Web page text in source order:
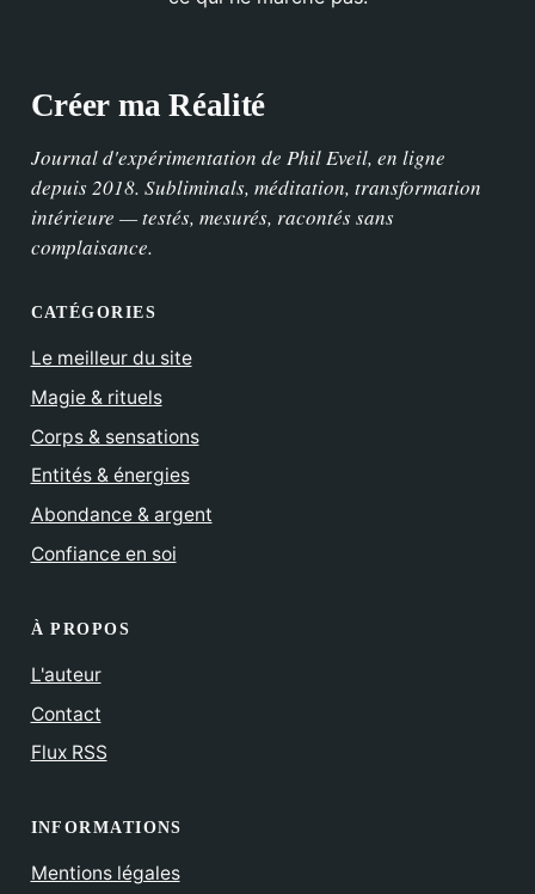
Créer ma Réalité
Journal d'expérimentation de Phil Eveil, en ligne
depuis 2018. Subliminals, méditation, transformation
intérieure — testés, mesurés, racontés sans
complaisance.
CATÉGORIES
Le meilleur du site
Magie & rituels
Corps & sensations
Entités & énergies
Abondance & argent
Confiance en soi
À PROPOS
L'auteur
Contact
Flux RSS
INFORMATIONS
Mentions légales